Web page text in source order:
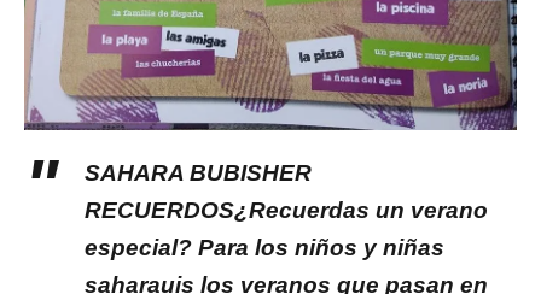
SAHARA BUBISHER
RECUERDOS¿Recuerdas un verano
especial? Para los niños y niñas
saharauis los veranos que pasan en